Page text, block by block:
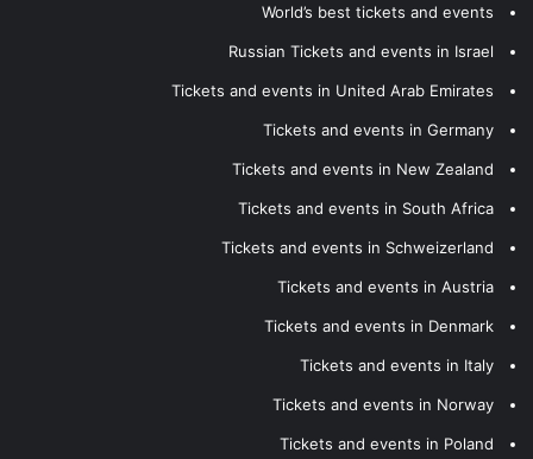
World’s best tickets and events
Russian Tickets and events in Israel
Tickets and events in United Arab Emirates
Tickets and events in Germany
Tickets and events in New Zealand
Tickets and events in South Africa
Tickets and events in Schweizerland
Tickets and events in Austria
Tickets and events in Denmark
Tickets and events in Italy
Tickets and events in Norway
Tickets and events in Poland